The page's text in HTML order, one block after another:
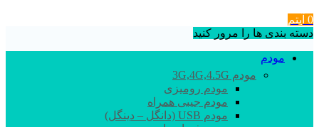
0 آیتم
دسته بندی ها را مرور کنید
مودم
مودم 3G,4G,4.5G
مودم رومیزی
مودم جیبی همراه
مودم USB (دانگل – دینگل)